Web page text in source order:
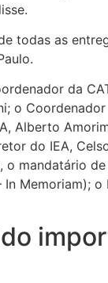
todas as
da
o
Alberto
do IEA,
mandatário
Memoriam);